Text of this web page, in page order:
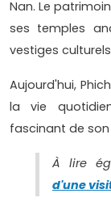
Nan. Le
ses temples
vestiges
Aujourd'hui,
la vie
fascinant de
À lire
d'une